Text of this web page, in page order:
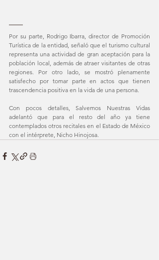
Por su parte, Rodrigo Ibarra, director de Promoción
Turística de la entidad, señaló que el turismo cultural
representa una actividad de gran aceptación para la
población local, además de atraer visitantes de otras
regiones. Por otro lado, se mostró plenamente
satisfecho por tomar parte en actos que tienen
trascendencia positiva en la vida de una persona.
Con pocos detalles, Salvemos Nuestras Vidas
adelantó que para el resto del año ya tiene
contemplados otros recitales en el Estado de México
con el intérprete, Nicho Hinojosa.